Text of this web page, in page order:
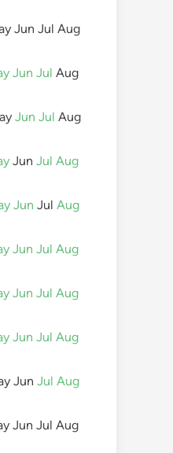
Jun Jul Aug
Jun Jul Aug
Jun Jul Aug
Jun Jul Aug
Jun Jul Aug
Jun Jul Aug
Jun Jul Aug
Jun Jul Aug
Jun Jul Aug
Jun Jul Aug